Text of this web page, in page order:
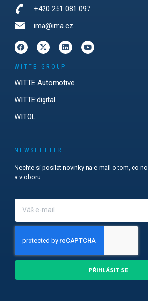
+420 251 081 097
ima@ima.cz
WITTE GROUP
WITTE Automotive
WITTE:digital
WITOL
NEWSLETTER
Nechte si posílat novinky na e-mail o tom, co
a v oboru.
PŘIHLÁSIT SE